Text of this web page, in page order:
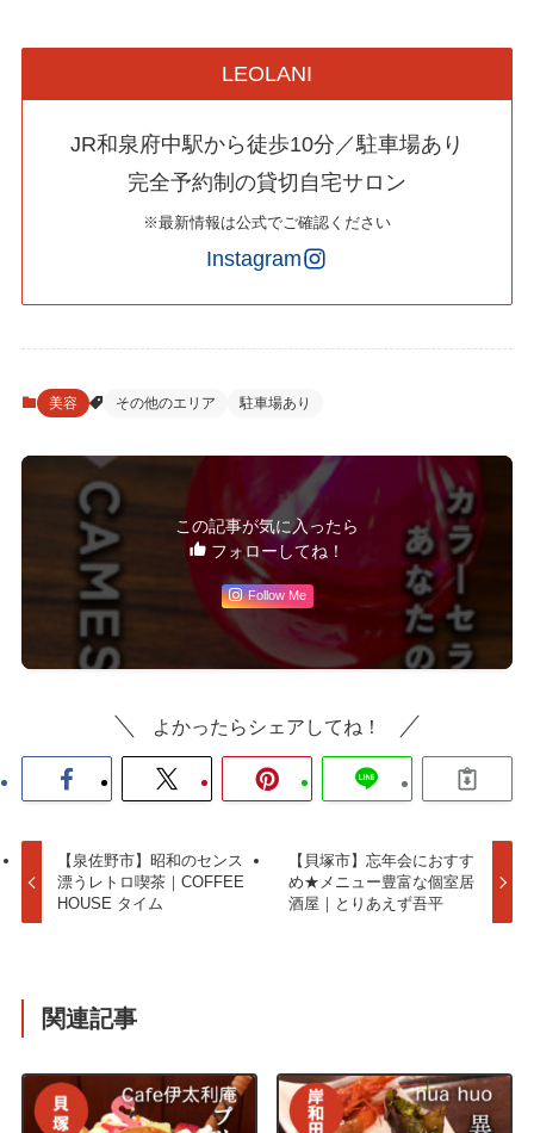
LEOLANI
JR和泉府中駅から徒歩10分／駐車場あり
完全予約制の貸切自宅サロン
※最新情報は公式でご確認ください
Instagram
美容 その他のエリア 駐車場あり
この記事が気に入ったら
フォローしてね！
Follow Me
よかったらシェアしてね！
【泉佐野市】昭和のセンス
漂うレトロ喫茶｜COFFEE
HOUSE タイム
【貝塚市】忘年会におすす
め★メニュー豊富な個室居
酒屋｜とりあえず吾平
関連記事